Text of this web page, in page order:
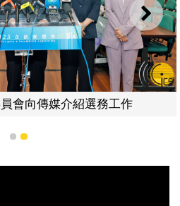
下一
會向傳媒介紹選務工作
1 2